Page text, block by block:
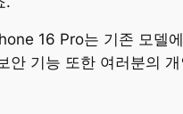
16 Pro는 기존 모델
안 기능 또한 여러분의